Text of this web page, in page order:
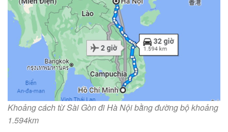
Khoảng cách từ Sài Gòn đi Hà Nội bằng đường bộ khoảng
1.594km